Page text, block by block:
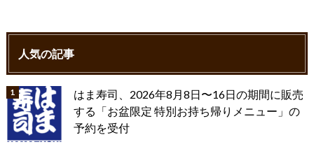
人気の記事
はま寿司、2026年8月8日〜16日の期間に販売
する「お盆限定 特別お持ち帰りメニュー」の
予約を受付